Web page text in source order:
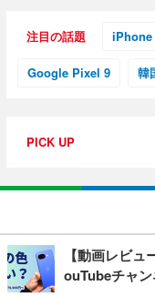
注目の話題 iPhone
Google Pixel 9 韓
PICK UP
【動画レビ
ouTubeチャ